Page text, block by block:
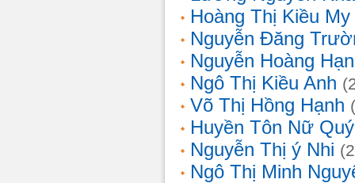
Hoàng Thị Kiều My
Nguyễn Đăng
Nguyễn Hoàng
Ngô Thị Kiều Anh
Võ Thị Hồng Hạnh
Huyền Tôn Nữ
Nguyễn Thị ý Nhi
Ngô Thị Minh